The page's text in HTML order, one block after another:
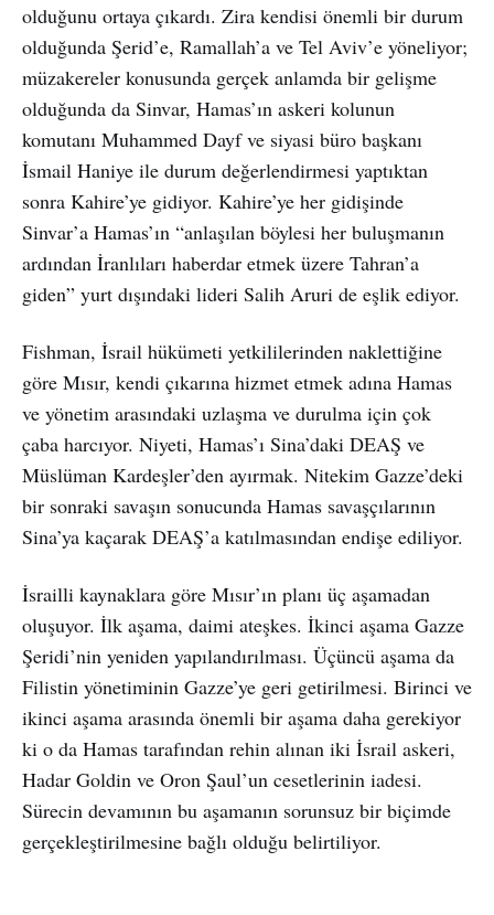
olduğunu ortaya çıkardı. Zira kendisi önemli bir durum
olduğunda Şerid’e, Ramallah’a ve Tel Aviv’e yöneliyor;
müzakereler konusunda gerçek anlamda bir gelişme
olduğunda da Sinvar, Hamas’ın askeri kolunun
komutanı Muhammed Dayf ve siyasi büro başkanı
İsmail Haniye ile durum değerlendirmesi yaptıktan
sonra Kahire’ye gidiyor. Kahire’ye her gidişinde
Sinvar’a Hamas’ın “anlaşılan böylesi her buluşmanın
ardından İranlıları haberdar etmek üzere Tahran’a
giden” yurt dışındaki lideri Salih Aruri de eşlik ediyor.
Fishman, İsrail hükümeti yetkililerinden naklettiğine
göre Mısır, kendi çıkarına hizmet etmek adına Hamas
ve yönetim arasındaki uzlaşma ve durulma için çok
çaba harcıyor. Niyeti, Hamas’ı Sina’daki DEAŞ ve
Müslüman Kardeşler’den ayırmak. Nitekim Gazze’deki
bir sonraki savaşın sonucunda Hamas savaşçılarının
Sina’ya kaçarak DEAŞ’a katılmasından endişe ediliyor.
İsrailli kaynaklara göre Mısır’ın planı üç aşamadan
oluşuyor. İlk aşama, daimi ateşkes. İkinci aşama Gazze
Şeridi’nin yeniden yapılandırılması. Üçüncü aşama da
Filistin yönetiminin Gazze’ye geri getirilmesi. Birinci ve
ikinci aşama arasında önemli bir aşama daha gerekiyor
ki o da Hamas tarafından rehin alınan iki İsrail askeri,
Hadar Goldin ve Oron Şaul’un cesetlerinin iadesi.
Sürecin devamının bu aşamanın sorunsuz bir biçimde
gerçekleştirilmesine bağlı olduğu belirtiliyor.